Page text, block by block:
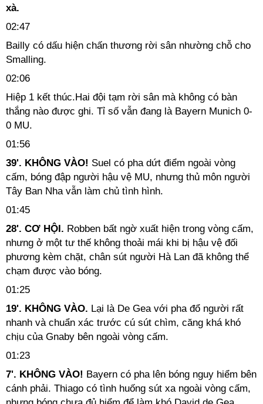
xà.
02:47
Bailly có dấu hiện chấn thương rời sân nhường chỗ cho
Smalling.
02:06
Hiệp 1 kết thúc.Hai đội tạm rời sân mà không có bàn
thắng nào được ghi. Tỉ số vẫn đang là Bayern Munich 0-
0 MU.
01:56
39'. KHÔNG VÀO! Suel có pha dứt điểm ngoài vòng
cấm, bóng đập người hậu vệ MU, nhưng thủ môn người
Tây Ban Nha vẫn làm chủ tình hình.
01:45
28'. CƠ HỘI. Robben bất ngờ xuất hiện trong vòng cấm,
nhưng ở một tư thế không thoải mái khi bị hậu vệ đối
phương kèm chặt, chân sút người Hà Lan đã không thể
chạm được vào bóng.
01:25
19'. KHÔNG VÀO. Lại là De Gea với pha đổ người rất
nhanh và chuẩn xác trước cú sút chìm, căng khá khó
chịu của Gnaby bên ngoài vòng cấm.
01:23
7'. KHÔNG VÀO! Bayern có pha lên bóng nguy hiểm bên
cánh phải. Thiago có tình huống sút xa ngoài vòng cấm,